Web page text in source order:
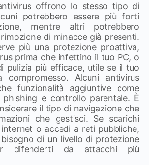
offrono lo stesso tipo di
potrebbero essere più forti
mentre altri potrebbero
di minacce già presenti.
più una protezione proattiva,
prima che infettino il tuo PC, o
pulizia più efficace, utile se il tuo
compromesso. Alcuni antivirus
funzionalità aggiuntive come
e controllo parentale. È
il tipo di navigazione che
che gestisci. Se scarichi
o accedi a reti pubbliche,
di un livello di protezione
difenderti da attacchi più